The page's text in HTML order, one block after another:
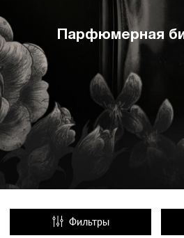
Парфюмерная
Фильтры